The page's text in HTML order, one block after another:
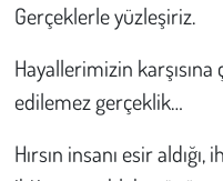
Gerçeklerle yüzleşiriz.
Hayallerimizin karşısına
edilemez gerçeklik…
Hırsın insanı esir